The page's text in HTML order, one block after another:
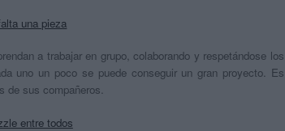
una pieza
a trabajar en grupo, colaborando y respetándose los
uno un poco se puede conseguir un gran proyecto. Es
de sus compañeros.
entre todos